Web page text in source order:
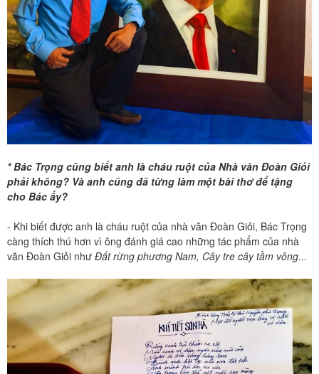
* Bác Trọng cũng biết anh là cháu ruột của Nhà văn Đoàn Giỏi
phải không? Và anh cũng đã từng làm một bài thơ để tặng
cho Bác ấy?
- Khi biết được anh là cháu ruột của nhà văn Đoàn Giỏi, Bác Trọng
càng thích thú hơn vì ông đánh giá cao những tác phẩm của nhà
văn Đoàn Giỏi như Đất rừng phương Nam, Cây tre cây tầm vông...